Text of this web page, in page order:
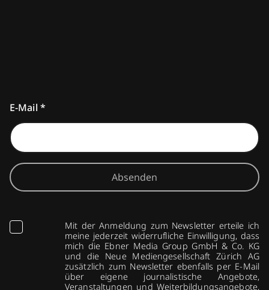
E-Mail *
Absenden
Mit der Anmeldung zum Newsletter erteile ich
meine jederzeit widerrufliche Einwilligung, dass
mich die Ebner Media Group GmbH & Co. KG
und die Neue Mediengesellschaft Zürich AG
zusätzlich zum Newsletter ebenfalls per E-Mail
über eigene journalistische Angebote,
Veranstaltungen und Weiterbildungsangebote,